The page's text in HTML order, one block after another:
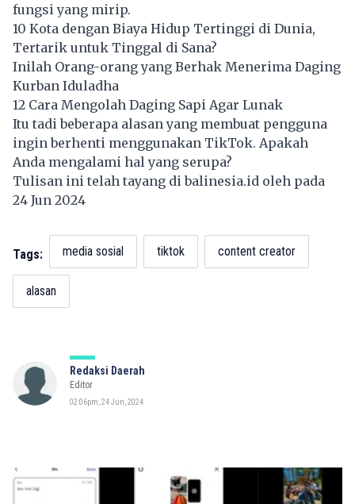
fungsi yang mirip.
10 Kota dengan Biaya Hidup Tertinggi di Dunia,
Tertarik untuk Tinggal di Sana?
Inilah Orang-orang yang Berhak Menerima Daging
Kurban Iduladha
12 Cara Mengolah Daging Sapi Agar Lunak
Itu tadi beberapa alasan yang membuat pengguna
ingin berhenti menggunakan TikTok. Apakah
Anda mengalami hal yang serupa?
Tulisan ini telah tayang dibalinesia.id oleh pada
24 Jun 2024
Tags: media sosial tiktok content creator
alasan
Redaksi Daerah
Editor
02:06pm, 24 Jun, 2024